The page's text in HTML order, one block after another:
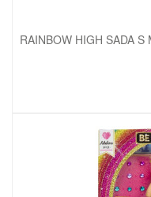
RAINBOW HIGH SADA S